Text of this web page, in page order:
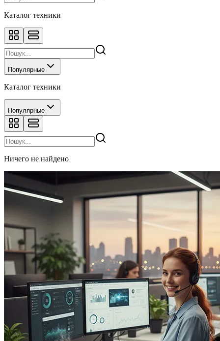
Каталог техники
Популярные
Каталог техники
Популярные
Ничего не найдено